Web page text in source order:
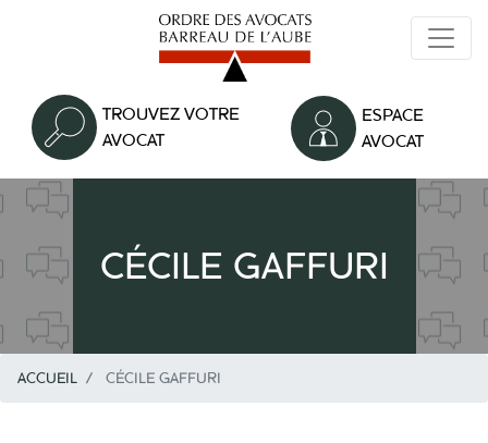
principal
TROUVEZ VOTRE
AVOCAT
ESPACE
AVOCAT
CÉCILE GAFFURI
ACCUEIL CÉCILE GAFFURI